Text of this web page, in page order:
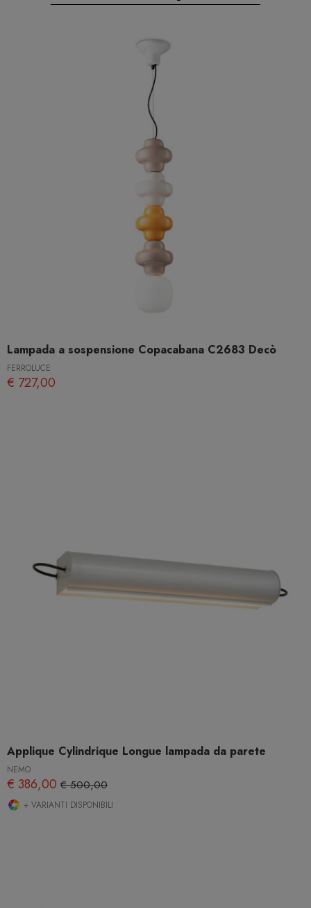
Lampada a sospensione Copacabana C2683 Decò
FERROLUCE
€ 727,00
Applique Cylindrique Longue lampada da parete
NEMO
€ 386,00 € 500,00
+ VARIANTI DISPONIBILI